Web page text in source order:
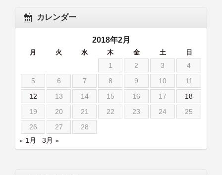
カレンダー
2018年2月
月 火 水 木 金 土 日
1 2 3
4
5
6 7 8 9 10
11
12
13 14 15 16 17
18
19
20 21 22 23 24
25
26
27
28
« 1月
3月 »